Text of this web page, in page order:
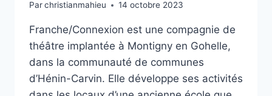
Parchristianmahieu 14 octobre 2023
Franche/Connexion est une compagnie de
théâtre implantée à Montigny en Gohelle,
dans la communauté de communes
d’Hénin-Carvin. Elle développe ses activités